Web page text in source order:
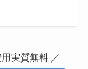
実質無料 ／